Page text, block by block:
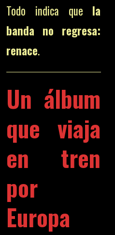
Todo indica que la
banda no regresa:
renace.
Un álbum
que viaja
en tren
por
Europa